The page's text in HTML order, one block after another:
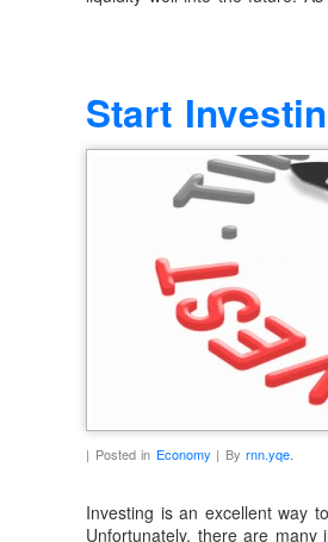
Start
| Posted in Economy | By rnn.yqe.
Investing is an excellent way
Unfortunately, there are